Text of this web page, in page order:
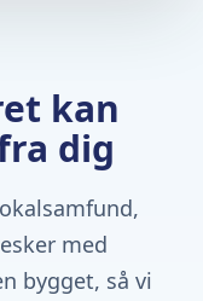
kan
dig
med
bygget, så vi